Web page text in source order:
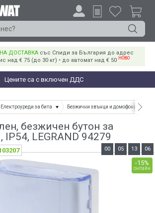
ДОСТАВКА със Спиди за България до адрес
над € 75 (до 30 кг) • до автомат над € 50 НОВО
Цените са с включен ДДС
Електроуреди за бита Безжични звънци и домофони
безжичен бутон за
IP54, LEGRAND 94279
-15%
онлайн
00 05 13 06